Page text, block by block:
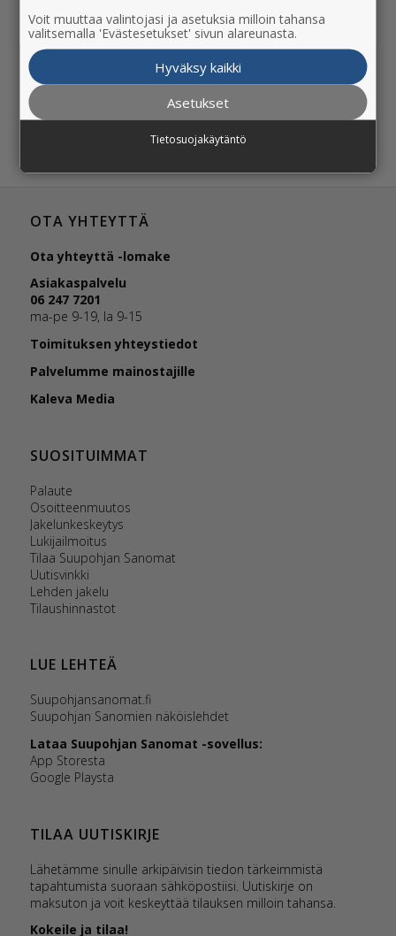
Painettu lehti
OTA YHTEYTTÄ
Ota yhteyttä -lomake
Asiakaspalvelu
06 247 7201
ma-pe 9-19, la 9-15
Toimituksen yhteystiedot
Palvelumme mainostajille
Kaleva Media
SUOSITUIMMAT
Palaute
Osoitteenmuutos
Jakelunkeskeytys
Lukijailmoitus
Tilaa Suupohjan Sanomat
Uutisvinkki
Lehden jakelu
Tilaushinnastot
LUE LEHTEÄ
Suupohjansanomat.fi
Suupohjan Sanomien näköislehdet
Lataa Suupohjan Sanomat -sovellus:
App Storesta
Google Playsta
TILAA UUTISKIRJE
Lähetämme sinulle arkipäivisin tiedon tärkeimmistä
tapahtumista suoraan sähköpostiisi. Uutiskirje on
maksuton ja voit keskeyttää tilauksen milloin tahansa.
Kokeile ja tilaa!
Voit muuttaa valintojasi ja asetuksia milloin tahansa
valitsemalla 'Evästesetukset' sivun alareunasta.
Hyväksy kaikki
Asetukset
Tietosuojakäytäntö